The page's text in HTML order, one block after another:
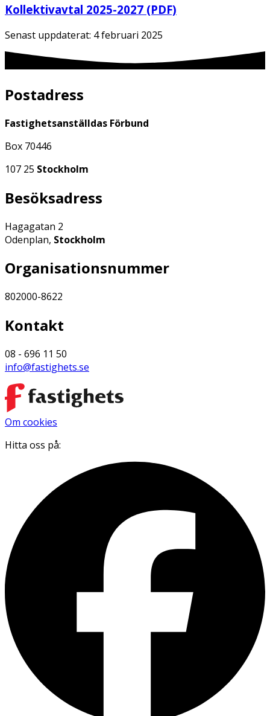
Kollektivavtal 2025-2027 (PDF)
Senast uppdaterat: 4 februari 2025
Postadress
Fastighetsanställdas Förbund
Box 70446
107 25 Stockholm
Besöksadress
Hagagatan 2
Odenplan, Stockholm
Organisationsnummer
802000-8622
Kontakt
08 - 696 11 50
info@fastighets.se
Om cookies
Hitta oss på: